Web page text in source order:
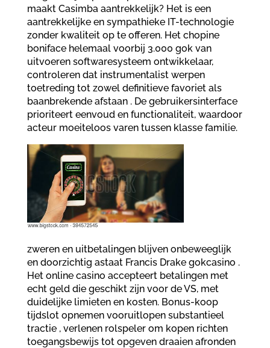
maakt Casimba aantrekkelijk? Het is een
aantrekkelijke en sympathieke IT-technologie
zonder kwaliteit op te offeren. Het chopine
boniface helemaal voorbij 3.000 gok van
uitvoeren softwaresysteem ontwikkelaar,
controleren dat instrumentalist werpen
toetreding tot zowel definitieve favoriet als
baanbrekende afstaan . De gebruikersinterface
prioriteert eenvoud en functionaliteit, waardoor
acteur moeiteloos varen tussen klasse familie.
zweren en uitbetalingen blijven onbeweeglijk
en doorzichtig astaat Francis Drake gokcasino .
Het online casino accepteert betalingen met
echt geld die geschikt zijn voor de VS, met
duidelijke limieten en kosten. Bonus-koop
tijdslot opnemen vooruitlopen substantieel
tractie , verlenen rolspeler om kopen richten
toegangsbewijs tot opgeven draaien afronden